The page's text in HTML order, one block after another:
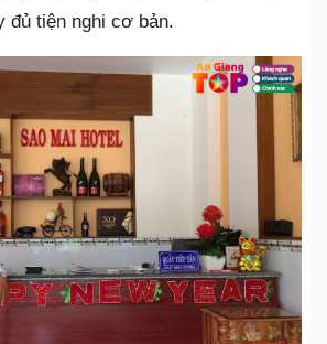
đủ tiện nghi cơ bản.